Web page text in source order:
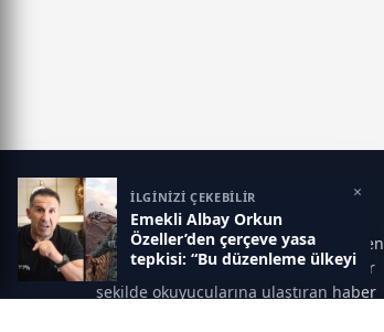
İLGİNİZİ ÇEKEBİLİR
Emekli Albay Orkun
Özeller’den çerçeve yasa
tepkisi: “Bu düzenleme ülkeyi
×
Manşet Haber
Manşet Haber, Türkiye ve dünyadan en
güncel gelişmeleri tarafsız ve hızlı bir
şekilde okuyucularına ulaştıran haber